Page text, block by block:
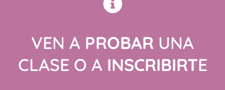
VEN A PROBAR UNA
CLASE O A INSCRIBIRTE